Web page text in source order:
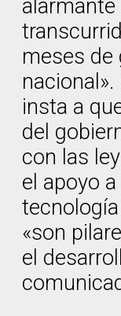
meses de
insta a
del
con las
el apoyo
«son
el